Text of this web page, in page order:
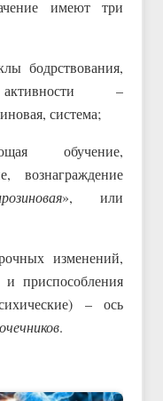
имеют три
бодрствования,
–
система;
обучение,
вознаграждение
», или
изменений,
приспособления
– ось
.